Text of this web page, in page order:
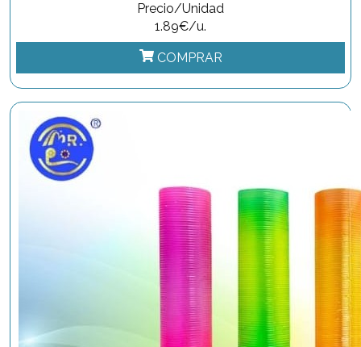
Precio/Unidad
1.89€/u.
COMPRAR